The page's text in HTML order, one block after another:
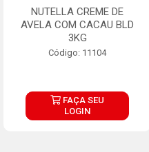
NUTELLA CREME DE
AVELA COM CACAU BLD
3KG
Código: 11104
FAÇA SEU
LOGIN